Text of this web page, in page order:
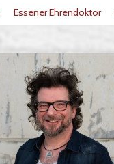
Essener Ehrendoktor